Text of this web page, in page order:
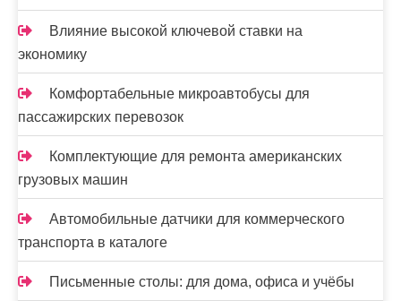
Влияние высокой ключевой ставки на
экономику
Комфортабельные микроавтобусы для
пассажирских перевозок
Комплектующие для ремонта американских
грузовых машин
Автомобильные датчики для коммерческого
транспорта в каталоге
Письменные столы: для дома, офиса и учёбы